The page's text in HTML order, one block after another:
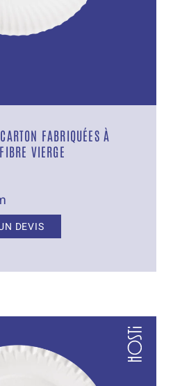
FABRIQUÉES À
VIERGE
DEVIS